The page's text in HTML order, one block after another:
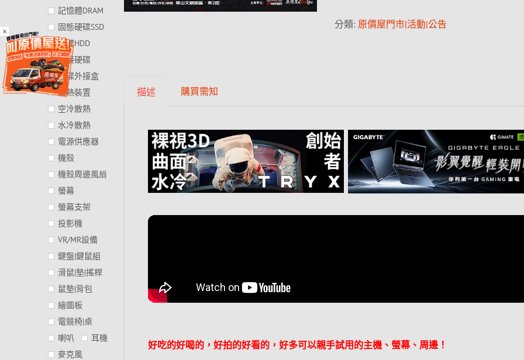
×
分類: 原價屋門市|活動|公告
描述 購買需知
好吃的好喝的，好拍的好看的，好多可以親手試用的主機、螢幕、周邊！
記憶體DRAM
固態硬碟SSD
硬碟HDD
外接硬碟
硬碟外接盒
散熱裝置
空冷散熱
水冷散熱
電源供應器
機殼
機殼周邊風扇
螢幕
螢幕支架
投影機
VR/MR設備
鍵盤|鍵鼠組
滑鼠|墊|搖桿
鼠墊|背包
繪圖板
電競椅|桌
喇叭
耳機
麥克風